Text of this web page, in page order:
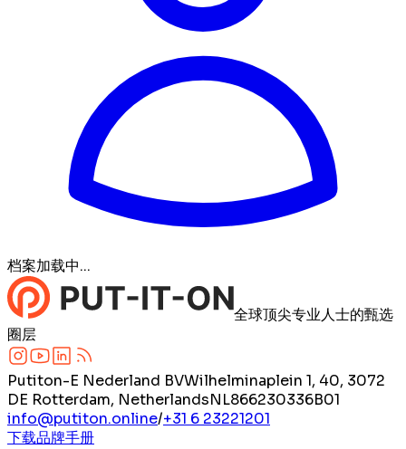
档案加载中...
全球顶尖专业人士的甄选
圈层
Putiton-E Nederland BVWilhelminaplein 1, 40, 3072
DE Rotterdam, NetherlandsNL866230336B01
info@putiton.online/+31 6 23221201
下载品牌手册